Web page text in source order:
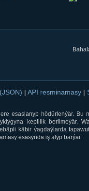
| API resminamasy |
esaslanyp hödürlenýär. Bu
kepillik berilmeýär.
käbir ýagdaýlarda
esasynda iş alyp barýar.